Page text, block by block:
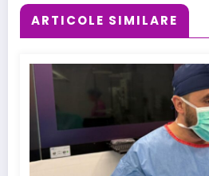
ARTICOLE SIMILARE